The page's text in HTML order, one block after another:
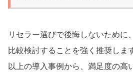
リセラー選びで後悔しないために
比較検討することを強く推奨しま
以上の導入事例から、満足度の高